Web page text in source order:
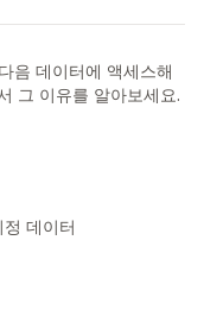
음 데이터에 액세스해
그 이유를 알아보세요.
데이터